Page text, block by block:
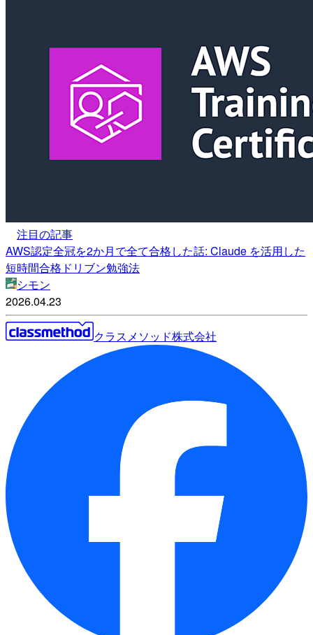
注目の記事
AWS認定全冠を2か月で全て合格した話: Claude を活用した
短時間合格ドリブン勉強法
シモン
2026.04.23
クラスメソッド株式会社